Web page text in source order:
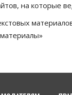
на которые